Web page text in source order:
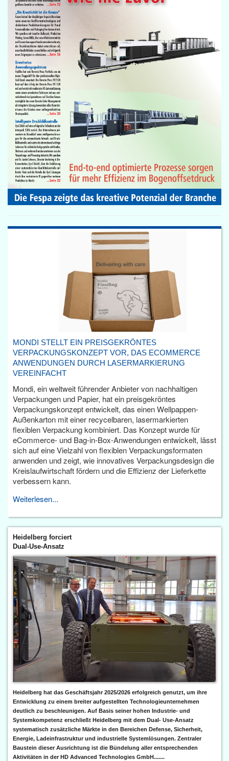
MONDI STELLT EIN PREISGEKRÖNTES
VERPACKUNGSKONZEPT VOR, DAS ECOMMERCE
ANWENDUNGEN DURCH LASERMARKIERUNG
VEREINFACHT
Mondi, ein weltweit führender Anbieter von nachhaltigen
Verpackungen und Papier, hat ein preisgekröntes
Verpackungskonzept entwickelt, das einen Wellpappen-
Außenkarton mit einer recycelbaren, lasermarkierten
flexiblen Verpackung kombiniert. Das Konzept wurde für
eCommerce- und Bag-in-Box-Anwendungen entwickelt, lässt
sich auf eine Vielzahl von flexiblen Verpackungsformaten
anwenden und zeigt, wie innovatives Verpackungsdesign die
Kreislaufwirtschaft fördern und die Effizienz der Lieferkette
verbessern kann.
Weiterlesen...
Heidelberg forciert
Dual-Use-Ansatz
Heidelberg hat das Geschäftsjahr 2025/2026 erfolgreich genutzt, um ihre
Entwicklung zu einem breiter aufgestellten Technologieunternehmen
deutlich zu beschleunigen. Auf Basis seiner hohen Industrie- und
Systemkompetenz erschließt Heidelberg mit dem Dual- Use-Ansatz
systematisch zusätzliche Märkte in den Bereichen Defense, Sicherheit,
Energie, Ladeinfrastruktur und industrielle Systemlösungen. Zentraler
Baustein dieser Ausrichtung ist die Bündelung aller entsprechenden
Aktivitäten in der HD Advanced Technologies GmbH.......